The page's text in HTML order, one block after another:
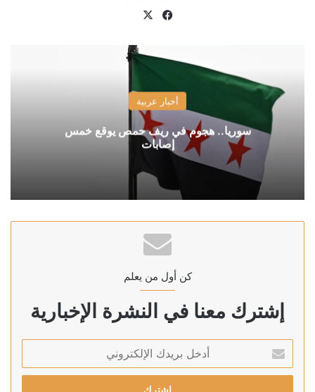
فيسبوك
أخبار عربية
سوريا.. هجوم في ريف حمص يوقع خمس
إصابات
كن أول من يعلم
إشترك معنا في النشرة الإخبارية
بريدك
الإلكتروني